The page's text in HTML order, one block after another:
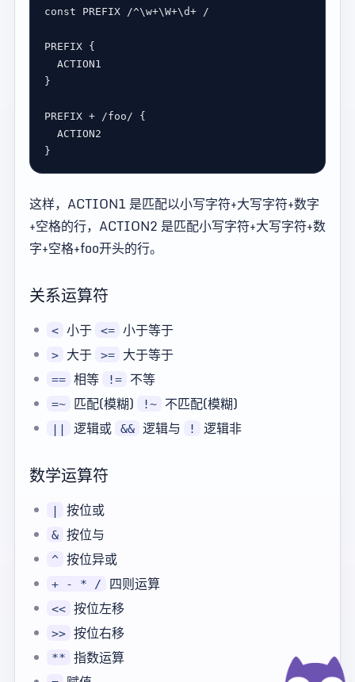
const PREFIX /^\w+\W+\d+ /
PREFIX
ACTION1
PREFIX + /foo /
ACTION2
这样，ACTION1 是匹配以小写字符+大写字符+数字
+空格的行，ACTION2 是匹配小写字符+大写字符+数
字+空格+foo开头的行。
关系运算符
< 小于 <= 小于等于
> 大于 >= 大于等于
== 相等 != 不等
=~ 匹配(模糊) !~ 不匹配(模糊)
|| 逻辑或 && 逻辑与 ! 逻辑非
数学运算符
| 按位或
& 按位与
^ 按位异或
+ - * / 四则运算
<< 按位左移
>> 按位右移
** 指数运算